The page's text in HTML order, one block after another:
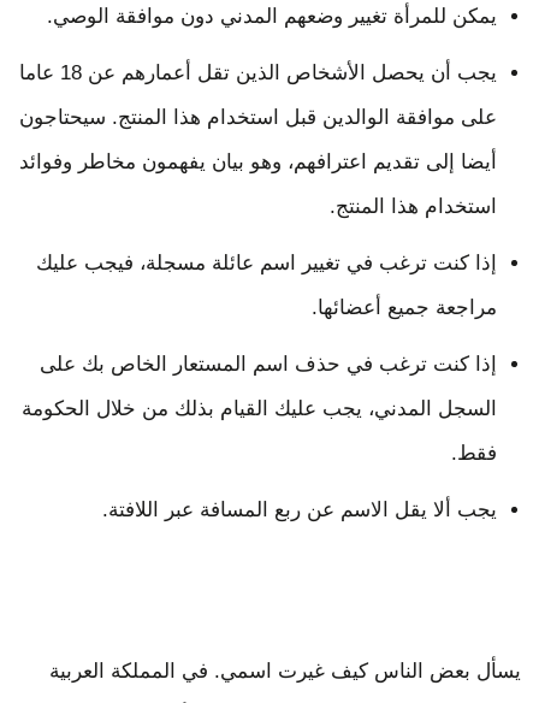
يمكن للمرأة تغيير وضعهم المدني دون موافقة الوصي.
يجب أن يحصل الأشخاص الذين تقل أعمارهم عن 18 عاما
على موافقة الوالدين قبل استخدام هذا المنتج. سيحتاجون
أيضا إلى تقديم اعترافهم، وهو بيان يفهمون مخاطر وفوائد
استخدام هذا المنتج.
إذا كنت ترغب في تغيير اسم عائلة مسجلة، فيجب عليك
مراجعة جميع أعضائها.
إذا كنت ترغب في حذف اسم المستعار الخاص بك على
السجل المدني، يجب عليك القيام بذلك من خلال الحكومة
فقط.
يجب ألا يقل الاسم عن ربع المسافة عبر اللافتة.
يسأل بعض الناس كيف غيرت اسمي. في المملكة العربية